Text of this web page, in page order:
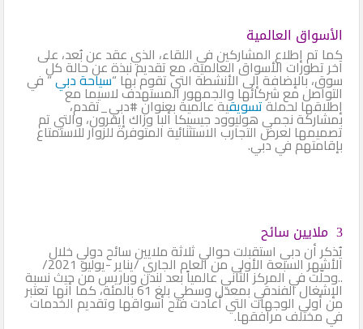
الأسواق العالمية
كما تم إطلاع المشاركين في اللقاء، الذي عقد عن بُعد، على
آخر تطورات الأسواق العالمية، مع تقديم نبذة عن حالة كل
سوق، بالإضافة إلى الأنشطة التي تقوم بها “سياحة دبي” في
التواصل مع شركائها والجمهور المستهدف لاسيما مع
إطلاقها لحملةتسويقية عالمية بعنوان #دبي_تقدم،
بمشاركة نجمي هوليوود جيسيكا ألبا وزاك إيفرون، والتي تم
تصميمها لعرض التجارب الاستثنائية المتوفرة للزوار للاستمتاع
بإقامتهم في دبي.
3 ملايين سائح
يُذكر أن دبي استقبلت حوالي ثلاثة ملايين سائح دولي خلال
الأشهر السبعة الأولى من العام الجاري /يناير -يوليو 2021/
..وحلّت في المركز الثاني عالمياً بعد لندن وباريس من حيث نسبة
الإشغال الفندقي بمعدل وسطي بلغ 61 بالمئة، كما أنها تعتبر
من أولى الوجهات التي أعادت فتح أسواقها وتقديم الخدمات
في مختلف مرافقها.